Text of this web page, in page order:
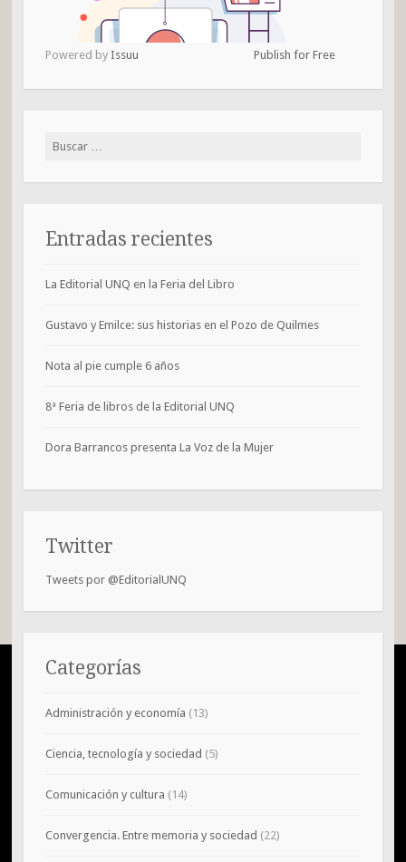
Powered by Issuu Publish for Free
Buscar:
Entradas recientes
La Editorial UNQ en la Feria del Libro
Gustavo y Emilce: sus historias en el Pozo de Quilmes
Nota al pie cumple 6 años
8ª Feria de libros de la Editorial UNQ
Dora Barrancos presenta La Voz de la Mujer
Twitter
Tweets por @EditorialUNQ
Categorías
Administración y economía (13)
Ciencia, tecnología y sociedad (5)
Comunicación y cultura (14)
Convergencia. Entre memoria y sociedad (22)